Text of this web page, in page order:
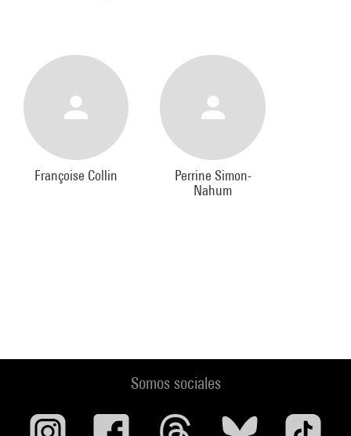
Françoise Collin
Perrine Simon-
Nahum
Somos sociales